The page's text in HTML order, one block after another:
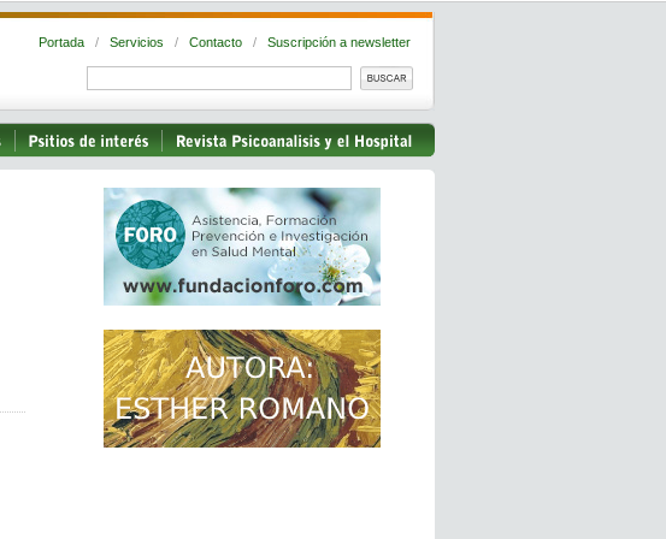
Portada / Servicios / Contacto / Suscripción a newsletter